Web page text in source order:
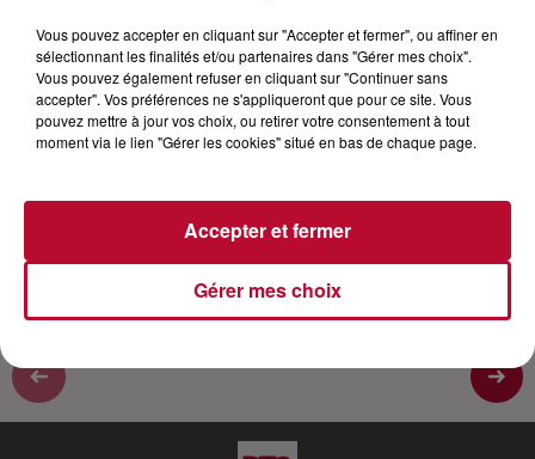
2019-2020. Né à Sète il est fils d'un père français de
culture gitane de Catalogne et d'une mère algérienne.
Dans cette interview il revient sur son enfance, ses
origines française, algérienne et gitane, son parcours,
ses idoles, sa ville de Sète, les sports ou il a été
Vous pouvez accepter en cliquant sur "Accepter et fermer", ou affiner en
sélectionnant les finalités et/ou partenaires dans "Gérer mes choix".
Vous pouvez également refuser en cliquant sur "Continuer sans
accepter". Vos préférences ne s'appliqueront que pour ce site. Vous
pouvez mettre à jour vos choix, ou retirer votre consentement à tout
moment via le lien "Gérer les cookies" situé en bas de chaque page.
Gérer mes choix
Accepter et fermer